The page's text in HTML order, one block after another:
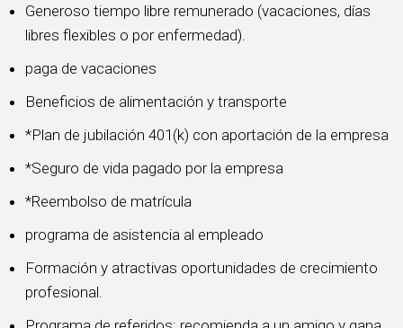
Generoso tiempo libre remunerado (vacaciones, días
libres flexibles o por enfermedad).
paga de vacaciones
Beneficios de alimentación y transporte
*Plan de jubilación 401(k) con aportación de la empresa
*Seguro de vida pagado por la empresa
*Reembolso de matrícula
programa de asistencia al empleado
Formación y atractivas oportunidades de crecimiento
profesional.